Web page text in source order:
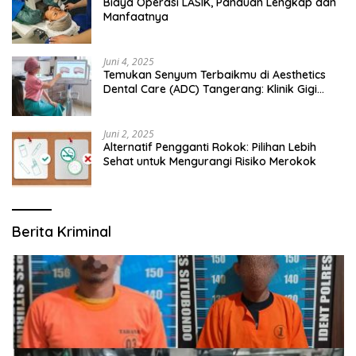
Manfaatnya
Juni 4, 2025
Temukan Senyum Terbaikmu di Aesthetics
Dental Care (ADC) Tangerang: Klinik Gigi
Juni 2, 2025
Alternatif Pengganti Rokok: Pilihan Lebih
Sehat untuk Mengurangi Risiko Merokok
Berita Kriminal